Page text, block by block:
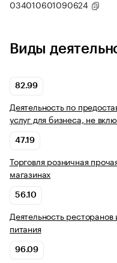
034010601090624
Виды
82.99
Деятельность по
услуг для бизнеса, не
47.19
Торговля розничная
магазинах
56.10
Деятельность ресторанов
питания
96.09